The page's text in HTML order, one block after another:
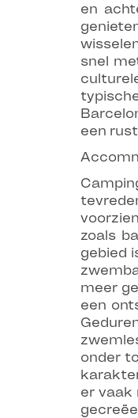
en
snel
een
zoals
gebied
meer
een
onder
er vaak